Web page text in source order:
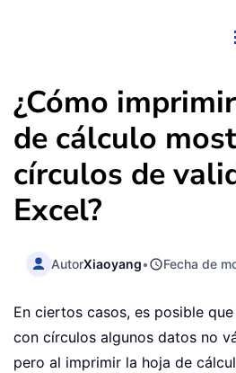
¿Cómo
de cálculo
círculos de
Excel?
AutorXiaoyang• Fecha de
En ciertos casos, es posible
con círculos algunos datos no
pero al imprimir la hoja de